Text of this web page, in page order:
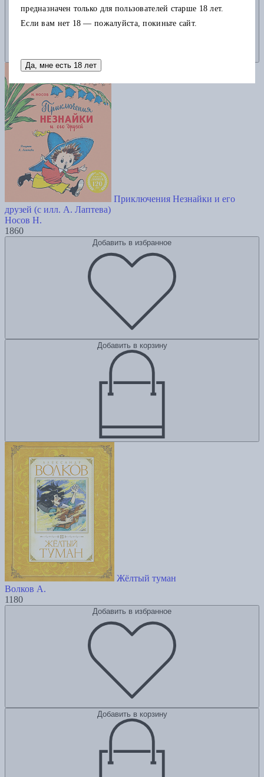
Приключения Незнайки и его
друзей (с илл. А. Лаптева)
Носов Н.
1860
Добавить в избранное
Добавить в корзину
Жёлтый туман
Волков А.
1180
Добавить в избранное
Добавить в корзину
предназначен только для пользователей старше 18 лет.
Если вам нет 18 — пожалуйста, покиньте сайт.
Да, мне есть 18 лет